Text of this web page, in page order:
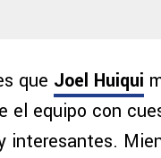
que Joel Huiqui
el equipo con
interesantes.